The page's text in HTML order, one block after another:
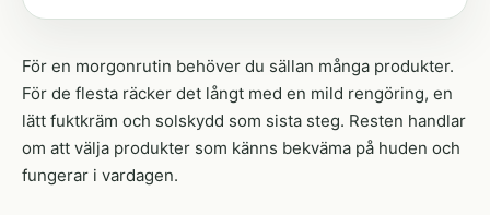
För en morgonrutin behöver du sällan många produkter.
För de flesta räcker det långt med en mild rengöring, en
lätt fuktkräm och solskydd som sista steg. Resten handlar
om att välja produkter som känns bekväma på huden och
fungerar i vardagen.